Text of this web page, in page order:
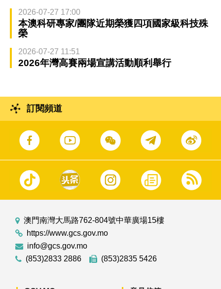
2026-07-27 17:00
本澳科研專家/團隊近期榮獲四項國家級科技殊
榮
2026-07-27 11:51
2026年灣高賽兩場宣講活動順利舉行
訂閱頻道
澳門南灣大馬路762-804號中華廣場15樓
https://www.gcs.gov.mo
info@gcs.gov.mo
(853)2833 2886
(853)2835 5426